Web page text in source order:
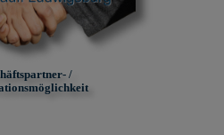
/